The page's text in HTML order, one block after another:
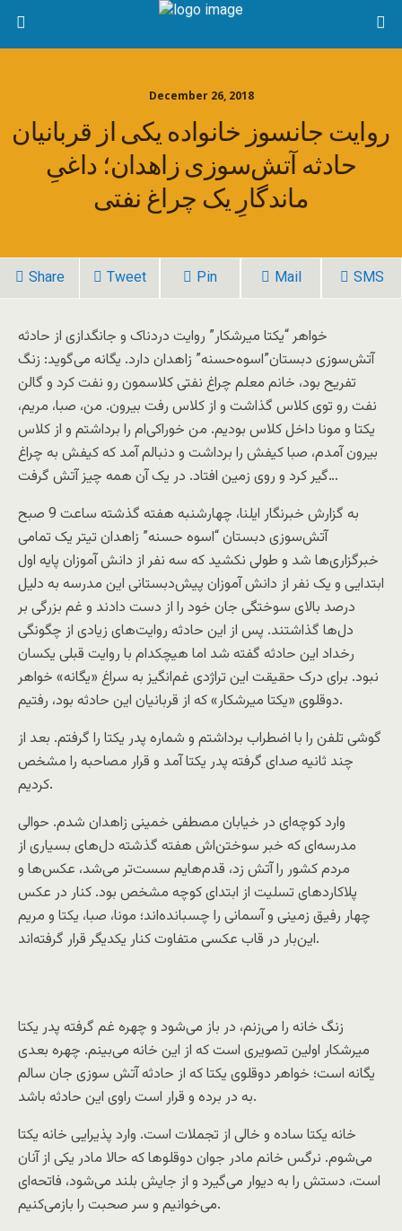
December 26, 2018
روایت جانسوز خانواده یکی از قربانیان
حادثه آتش‌سوزی زاهدان؛ داغیِ
ماندگارِ یک چراغ نفتی
Share Tweet Pin Mail SMS
خواهر “یکتا میرشکار” روایت دردناک و جانگدازی از حادثه
آتش‌سوزی دبستان”اسوه‌حسنه” زاهدان دارد. یگانه‌ می‌گوید: زنگ
تفریح بود، خانم معلم چراغ نفتی کلاسمون رو نفت کرد و گالن
نفت رو توی کلاس گذاشت و از کلاس رفت بیرون. من، صبا، مریم،
یکتا و مونا داخل کلاس بودیم. من خوراکی‌ام را برداشتم و از کلاس
بیرون آمدم، صبا کیفش را برداشت و دنبالم آمد که کیفش به چراغ
گیر کرد و روی زمین افتاد. در یک آن همه چیز آتش گرفت…
به گزارش‌ خبرنگار ایلنا، چهارشنبه هفته گذشته ساعت 9 صبح
آتش‌سوزی دبستان “اسوه حسنه” زاهدان تیتر یک تمامی
خبرگزاری‌ها شد و طولی نکشید که سه نفر از دانش آموزان پایه اول
ابتدایی و یک نفر از دانش آموزان پیش‌دبستانی این مدرسه به دلیل
درصد بالای سوختگی جان خود را از دست دادند و غم بزرگی بر
دل‌ها گذاشتند. پس از این حادثه روایت‌های زیادی از چگونگی
رخداد این حادثه گفته شد اما هیچکدام با روایت قبلی یکسان
نبود. برای درک حقیقت این تراژدی غم‌انگیز به سراغ «یگانه» خواهر
دوقلوی «یکتا میرشکار» که از قربانیان این حادثه بود، رفتیم.
گوشی تلفن را با اضطراب برداشتم و شماره پدر یکتا را گرفتم. بعد از
چند ثانیه صدای گرفته پدر یکتا آمد و قرار مصاحبه را مشخص
کردیم.
وارد کوچه‌ای در خیابان مصطفی خمینی زاهدان شدم. حوالی
مدرسه‌ای که خبر سوختن‌اش هفته گذشته دل‌های بسیاری از
مردم کشور را آتش زد، قدم‌هایم سست‌تر می‌شد، عکس‌ها و
پلاکاردهای تسلیت از ابتدای کوچه مشخص بود. کنار در عکس
چهار رفیق زمینی و آسمانی را چسبانده‌اند؛ مونا، صبا، یکتا و مریم
این‌بار در قاب عکسی متفاوت‌ کنار یکدیگر قرار گرفته‌اند.
زنگ خانه را می‌زنم، در باز می‌شود و چهره غم گرفته پدر یکتا
میرشکار اولین تصویری است که از این خانه می‌بینم. چهره بعدی
یگانه است؛ خواهر دوقلوی یکتا که از حادثه آتش سوزی جان سالم
به در برده و قرار است راوی این حادثه باشد.
خانه یکتا ساده و خالی از تجملات است. وارد پذیرایی خانه یکتا
می‌شوم. نرگس خانم مادر جوان دوقلوها که حالا مادر یکی از آنان
است، دستش را به دیوار می‌گیرد و از جایش بلند می‌شود، فاتحه‌ای
می‌خوانیم و سر صحبت را بازمی‌کنیم.